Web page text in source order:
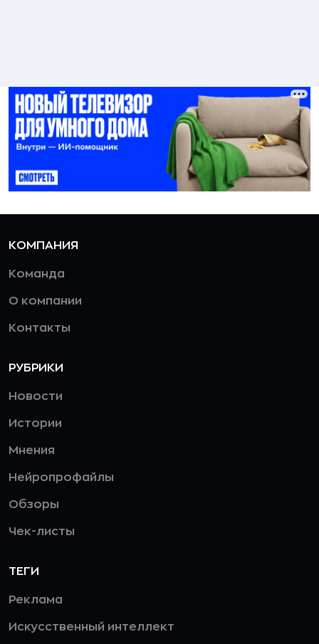
КОМПАНИЯ
Команда
О компании
Контакты
РУБРИКИ
Новости
Истории
Мнения
Нейропрофайлы
Обзоры
Чек-листы
ТЕГИ
Реклама
Искусственный интеллект